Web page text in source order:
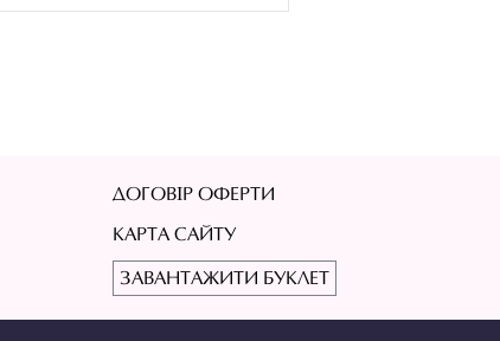
ДОГОВІР ОФЕРТИ
КАРТА САЙТУ
ЗАВАНТАЖИТИ БУКЛЕТ